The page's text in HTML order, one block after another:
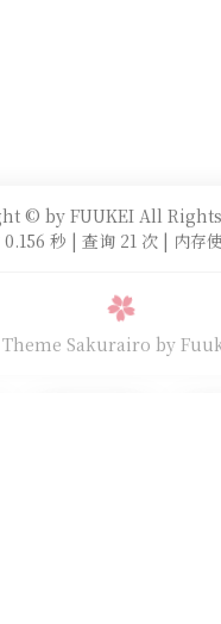
© by FUUKEI All
秒 | 查询 21 次 | 内存
Theme Sakurairo by